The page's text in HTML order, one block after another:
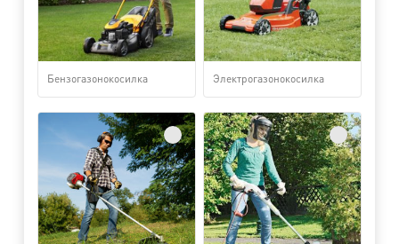
Бензогазонокосилка Электрогазонокосилка